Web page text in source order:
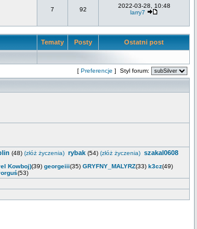
7 92
2022-03-28, 10:48
larry7
Tematy Posty Ostatni post
[ Preferencje ] Styl forum:
(48) (złóż życzenia) rybak (54) (złóż życzenia) szakal0608
Kowboj)(39) georgeiii(35) GRYFNY_MALYRZ(33) k3cz(49)
(53)